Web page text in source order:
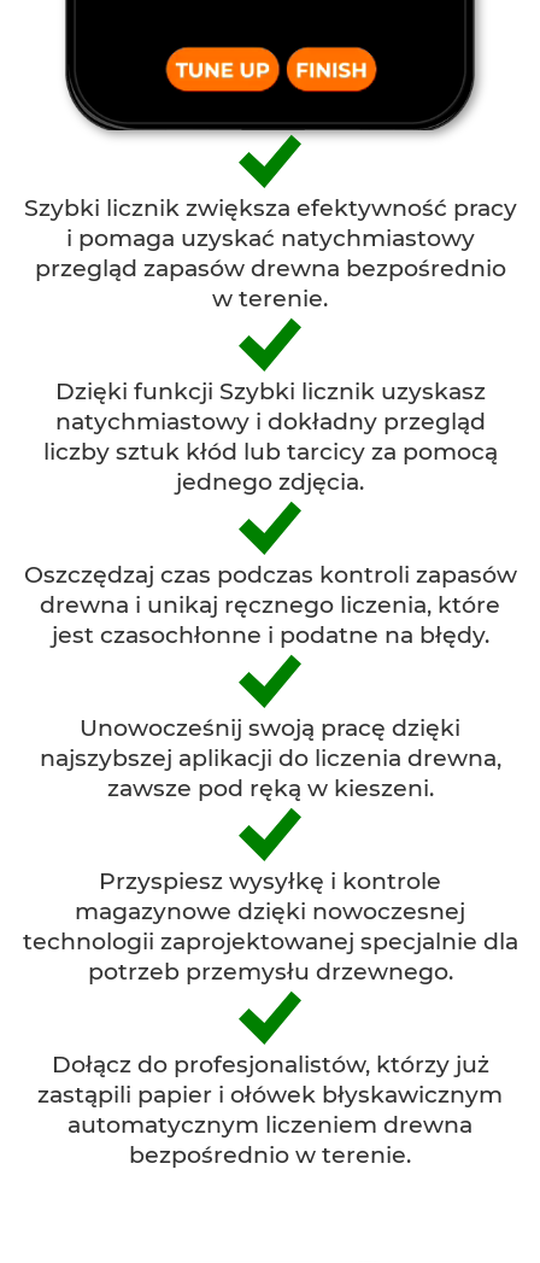
Szybki licznik zwiększa efektywność pracy
i pomaga uzyskać natychmiastowy
przegląd zapasów drewna bezpośrednio
w terenie.
Dzięki funkcji Szybki licznik uzyskasz
natychmiastowy i dokładny przegląd
liczby sztuk kłód lub tarcicy za pomocą
jednego zdjęcia.
Oszczędzaj czas podczas kontroli zapasów
drewna i unikaj ręcznego liczenia, które
jest czasochłonne i podatne na błędy.
Unowocześnij swoją pracę dzięki
najszybszej aplikacji do liczenia drewna,
zawsze pod ręką w kieszeni.
Przyspiesz wysyłkę i kontrole
magazynowe dzięki nowoczesnej
technologii zaprojektowanej specjalnie dla
potrzeb przemysłu drzewnego.
Dołącz do profesjonalistów, którzy już
zastąpili papier i ołówek błyskawicznym
automatycznym liczeniem drewna
bezpośrednio w terenie.